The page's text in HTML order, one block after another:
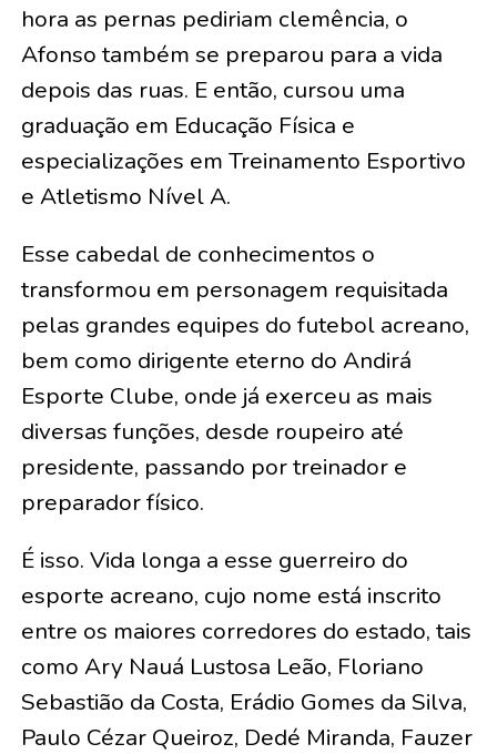
hora as pernas pediriam clemência, o
Afonso também se preparou para a vida
depois das ruas. E então, cursou uma
graduação em Educação Física e
especializações em Treinamento Esportivo
e Atletismo Nível A.
Esse cabedal de conhecimentos o
transformou em personagem requisitada
pelas grandes equipes do futebol acreano,
bem como dirigente eterno do Andirá
Esporte Clube, onde já exerceu as mais
diversas funções, desde roupeiro até
presidente, passando por treinador e
preparador físico.
É isso. Vida longa a esse guerreiro do
esporte acreano, cujo nome está inscrito
entre os maiores corredores do estado, tais
como Ary Nauá Lustosa Leão, Floriano
Sebastião da Costa, Erádio Gomes da Silva,
Paulo Cézar Queiroz, Dedé Miranda, Fauzer